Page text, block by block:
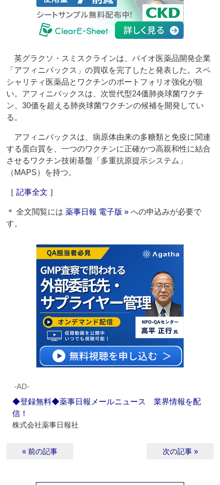
英グラクソ・スミスクラインは、バイオ医薬品開発企業
「アフィニバックス」の買収を完了したと発表した。スペ
シャリティ医薬品とワクチンのポートフォリオ強化が狙
い。アフィニバックスは、次世代型24価肺炎球菌ワクチ
ン、30価を超える肺炎球菌ワクチンの候補を開発してい
る。
アフィニバックスは、病原体由来の多糖類と免疫に関連
する蛋白質を、一つのワクチンに正確かつ高親和性に結合
させるワクチン技術基盤「多重抗原提示システム」
（MAPS）を持つ。
［ 記事全文 ］
＊ 全文閲覧には薬事日報 電子版 » への申込みが必要で
す。
‐AD‐
◆登録無料◆薬事日報メールニュース 業界情報を配
信！
株式会社薬事日報社
« 前の記事 次の記事 »